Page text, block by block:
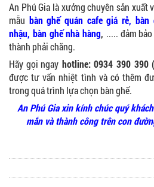
An Phú Gia là xưởng chuyên sản xuất
mẫu bàn ghế quán cafe giá rẻ, bàn
nhậu, bàn ghế nhà hàng, ..... đảm
thành phải chăng.
Hãy gọi ngay hotline: 0934 390 390
được tư vấn nhiệt tình và có thêm
trong quá trình lựa chọn bàn ghế.
An Phú Gia xin kính chúc quý
mắn và thành công trên con
380.000 VNĐ
BÀN CAFE
650.000 VNĐ
SỐ: X001